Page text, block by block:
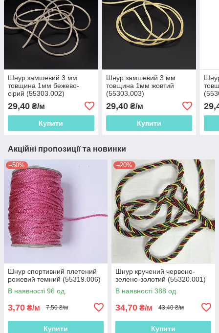
Шнур замшевий 3 мм
товщина 1мм бежево-
сірий (55303.002)
29,40 ₴/м
Купити
Шнур замшевий 3 мм
товщина 1мм жовтий
(55303.003)
29,40₴/м
Купити
Акційні пропозиції та новинки
–50%
Шнур спортивний плетений
рожевий темний (55319.006)
В наявності 96 од.
3,70 ₴/м 7,50 ₴/м
Купити
–20%
Шнур кручений червоно-
зелено-золотий (55320.001)
В наявності 388 од.
34,70 ₴/м 43,40 ₴/м
Купити